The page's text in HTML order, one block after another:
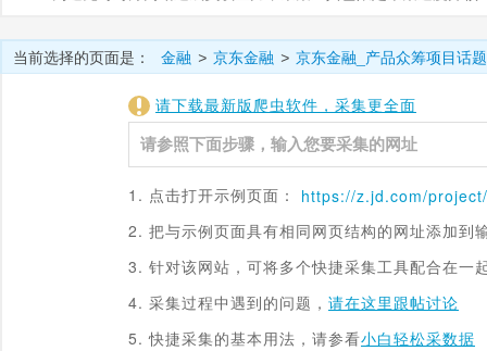
当前选择的页面是： 金融 > 京东金融 > 京东金融_产品众筹项目话题
请下载最新版爬虫软件，采集更全面
1. 点击打开示例页面： https://z.jd.com/
2. 把与示例页面具有相同网页结构的网址添加到
3. 针对该网站，可将多个快捷采集工具配合在一
4. 采集过程中遇到的问题， 请在这里跟帖讨论
5. 快捷采集的基本用法，请参看小白轻松采数据